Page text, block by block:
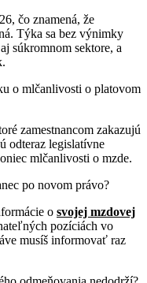
čo znamená, že
Týka sa bez výnimky
súkromnom sektore, a
o mlčanlivosti o platovom
zamestnancom zakazujú
odteraz legislatívne
mlčanlivosti o mzde.
po novom právo?
o svojej mzdovej
pozíciách vo
musíš informovať raz